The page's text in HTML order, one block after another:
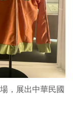
，展出中華民國